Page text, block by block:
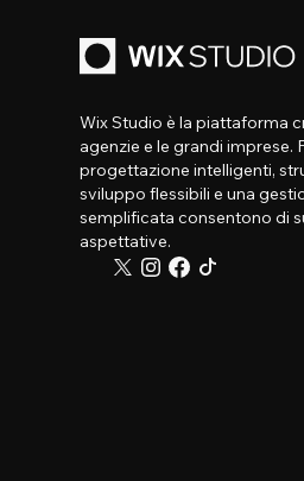
Wix Studio è la piattaforma
agenzie e le grandi imprese.
progettazione intelligenti,
sviluppo flessibili e una
semplificata consentono di
aspettative.